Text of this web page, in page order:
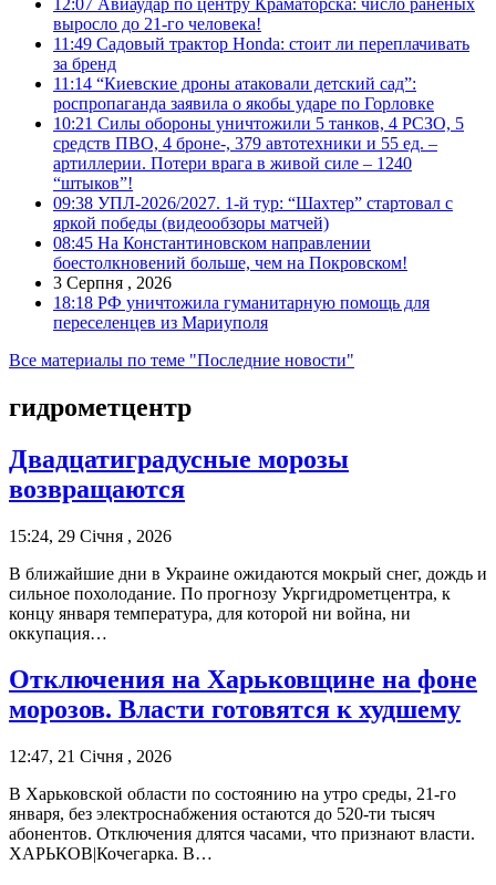
выросло до 21-го человека!
11:49 Садовый трактор Honda: стоит ли переплачивать
за бренд
11:14 “Киевские дроны атаковали детский сад”:
роспропаганда заявила о якобы ударе по Горловке
10:21 Силы обороны уничтожили 5 танков, 4 РСЗО, 5
средств ПВО, 4 броне-, 379 автотехники и 55 ед. –
артиллерии. Потери врага в живой силе – 1240
“штыков”!
09:38 УПЛ-2026/2027. 1-й тур: “Шахтер” стартовал с
яркой победы (видеообзоры матчей)
08:45 На Константиновском направлении
боестолкновений больше, чем на Покровском!
3 Серпня , 2026
18:18 РФ уничтожила гуманитарную помощь для
переселенцев из Мариуполя
Все материалы по теме "Последние новости"
гидрометцентр
Двадцатиградусные морозы
возвращаются
15:24, 29 Січня , 2026
В ближайшие дни в Украине ожидаются мокрый снег, дождь и
сильное похолодание. По прогнозу Укргидрометцентра, к
концу января температура, для которой ни война, ни
оккупация…
Отключения на Харьковщине на фоне
морозов. Власти готовятся к худшему
12:47, 21 Січня , 2026
В Харьковской области по состоянию на утро среды, 21-го
января, без электроснабжения остаются до 520-ти тысяч
абонентов. Отключения длятся часами, что признают власти.
ХАРЬКОВ|Кочегарка. В…